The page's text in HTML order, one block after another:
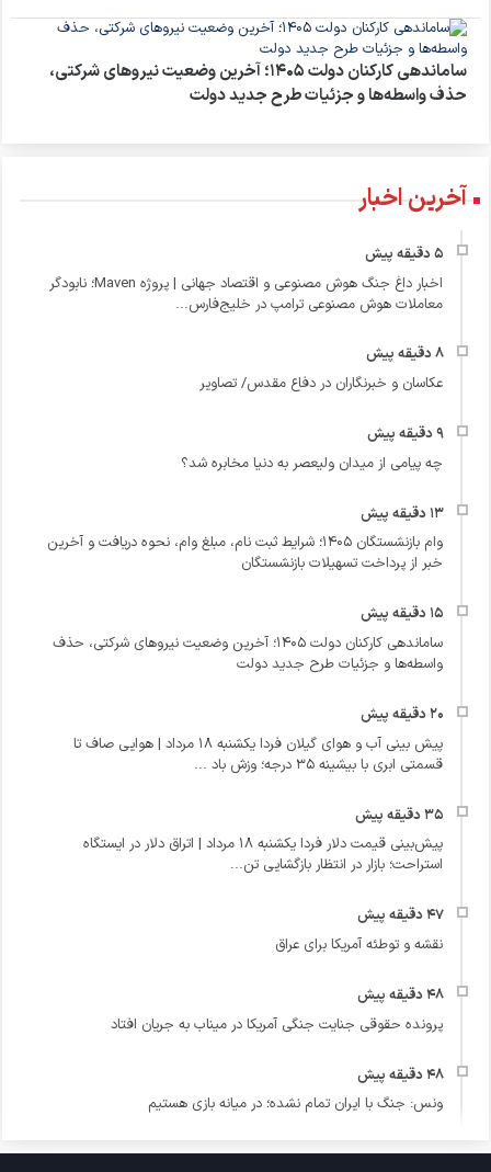
ساماندهی کارکنان دولت ۱۴۰۵؛ آخرین وضعیت نیروهای شرکتی،
حذف واسطه‌ها و جزئیات طرح جدید دولت
آخرین اخبار
اخبار داغ جنگ هوش مصنوعی و اقتصاد جهانی | پروژه Maven؛ نابودگر
معاملات هوش مصنوعی ترامپ در خلیج‌فارس...
عکاسان و خبرنگاران در دفاع مقدس/ تصاویر
چه پیامی از میدان ولیعصر به دنیا مخابره شد؟
وام بازنشستگان ۱۴۰۵؛ شرایط ثبت نام، مبلغ وام، نحوه دریافت و آخرین
خبر از پرداخت تسهیلات بازنشستگان
ساماندهی کارکنان دولت ۱۴۰۵؛ آخرین وضعیت نیروهای شرکتی، حذف
واسطه‌ها و جزئیات طرح جدید دولت
پیش‌ بینی آب و هوای گیلان فردا یکشنبه ۱۸ مرداد | هوایی صاف تا
قسمتی ابری با بیشینه ۳۵ درجه؛ وزش باد ...
پیش‌بینی قیمت دلار فردا یکشنبه ۱۸ مرداد | اتراق دلار در ایستگاه
استراحت؛ بازار در انتظار بازگشایی تن...
نقشه و توطئه آمریکا برای عراق
پرونده حقوقی جنایت جنگی آمریکا در میناب به جریان افتاد
ونس: جنگ با ایران تمام نشده؛ در میانه بازی هستیم